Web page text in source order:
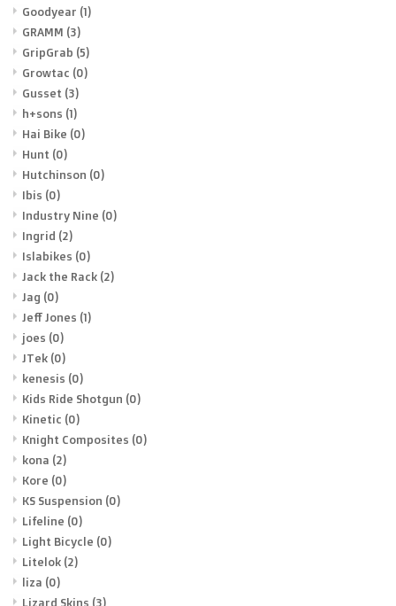
Goodyear (1)
GRAMM (3)
GripGrab (5)
Growtac (0)
Gusset (3)
h+sons (1)
Hai Bike (0)
Hunt (0)
Hutchinson (0)
Ibis (0)
Industry Nine (0)
Ingrid (2)
Islabikes (0)
Jack the Rack (2)
Jag (0)
Jeff Jones (1)
joes (0)
JTek (0)
kenesis (0)
Kids Ride Shotgun (0)
Kinetic (0)
Knight Composites (0)
kona (2)
Kore (0)
KS Suspension (0)
Lifeline (0)
Light Bicycle (0)
Litelok (2)
liza (0)
Lizard Skins (3)